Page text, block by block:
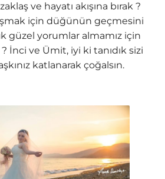
ve hayatı akışına bırak ?
için düğünün geçmesini
güzel yorumlar almamız için
İnci ve Ümit, iyi ki tanıdık sizi
katlanarak çoğalsın.